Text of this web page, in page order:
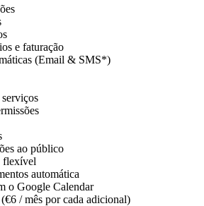
e faturação
(Email & SMS*)
ao público
flexível
automática
o Google Calendar
/ mês por cada adicional)